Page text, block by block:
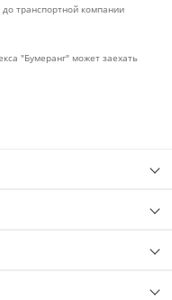
транспортной компании
"Бумеранг" может заехать